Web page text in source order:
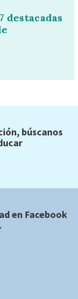
destacadas
búscanos
en Facebook